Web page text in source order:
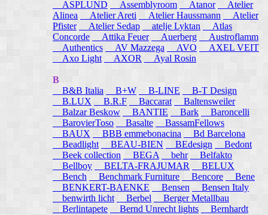
ASPLUND
Assemblyroom Atanor
Atelier
Alinea
Atelier Areti Atelier Haussmann
Atelier
Pfister
Atelier Sedap atelje Lyktan
Atlas
Concorde
Attika Feuer Auerberg
Austroflamm
Authentics
AV Mazzega AVO
AXEL VEIT
Axo Light
AXOR Ayal Rosin
B
B&B Italia
B+W B-LINE
B-T Design
B.LUX
B.R.F Baccarat
Baltensweiler
Balzar Beskow
BANTIE Bark
Baroncelli
BarovierToso
Basalte
BassamFellows
BAUX
BBB emmebonacina
Bd Barcelona
Beadlight
BEAU-BIEN BEdesign
Bedont
Beek collection
BEGA behr
Belfakto
Bellboy
BELTA-FRAJUMAR
BELUX
Bench
Benchmark Furniture Bencore
Bene
BENKERT-BAENKE
Bensen
Bensen Italy
benwirth licht
Berbel
Berger Metallbau
Berlintapete
Bernd Unrecht lights
Bernhardt